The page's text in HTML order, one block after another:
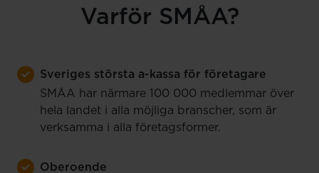
Varför SMÅA?
Sveriges största a-kassa för företagare
SMÅA har närmare 100 000 medlemmar över
hela landet i alla möjliga branscher, som är
verksamma i alla företagsformer.
Oberoende